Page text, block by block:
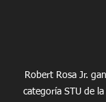
Robert Rosa Jr.
categoría STU de